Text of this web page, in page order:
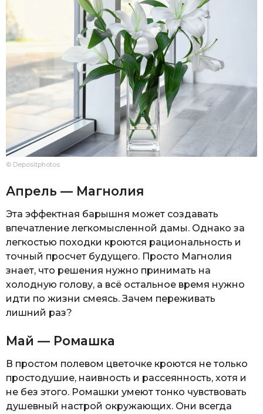
© Depositphotos
Апрель — Магнолия
Эта эффектная барышня может создавать
впечатление легкомысленной дамы. Однако за
легкостью походки кроются рациональность и
точный просчет будущего. Просто Магнолия
знает, что решения нужно принимать на
холодную голову, а всё остальное время нужно
идти по жизни смеясь. Зачем переживать
лишний раз?
Май — Ромашка
В простом полевом цветочке кроются не только
простодушие, наивность и рассеянность, хотя и
не без этого. Ромашки умеют тонко чувствовать
душевный настрой окружающих. Они всегда